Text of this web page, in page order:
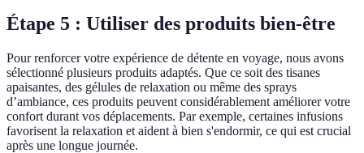
Étape 5 : Utiliser des produits bien-être
Pour renforcer votre expérience de détente en voyage, nous avons
sélectionné plusieurs produits adaptés. Que ce soit des tisanes
apaisantes, des gélules de relaxation ou même des sprays
d’ambiance, ces produits peuvent considérablement améliorer votre
confort durant vos déplacements. Par exemple, certaines infusions
favorisent la relaxation et aident à bien s'endormir, ce qui est crucial
après une longue journée.